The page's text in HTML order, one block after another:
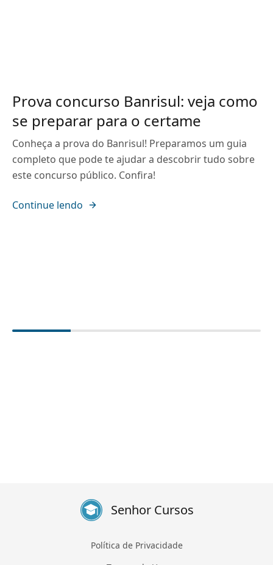
Prova concurso Banrisul: veja como
se preparar para o certame
Conheça a prova do Banrisul! Preparamos um guia
completo que pode te ajudar a descobrir tudo sobre
este concurso público. Confira!
Continue lendo
Senhor Cursos
Política de Privacidade